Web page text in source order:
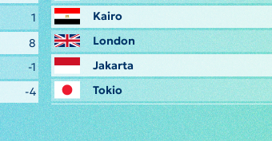
1
8
-1
-4
Kairo
London
Jakarta
Tokio